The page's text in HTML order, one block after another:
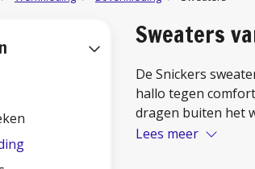
Sweaters
De Snickers
hallo tegen
dragen buiten het
Lees meer